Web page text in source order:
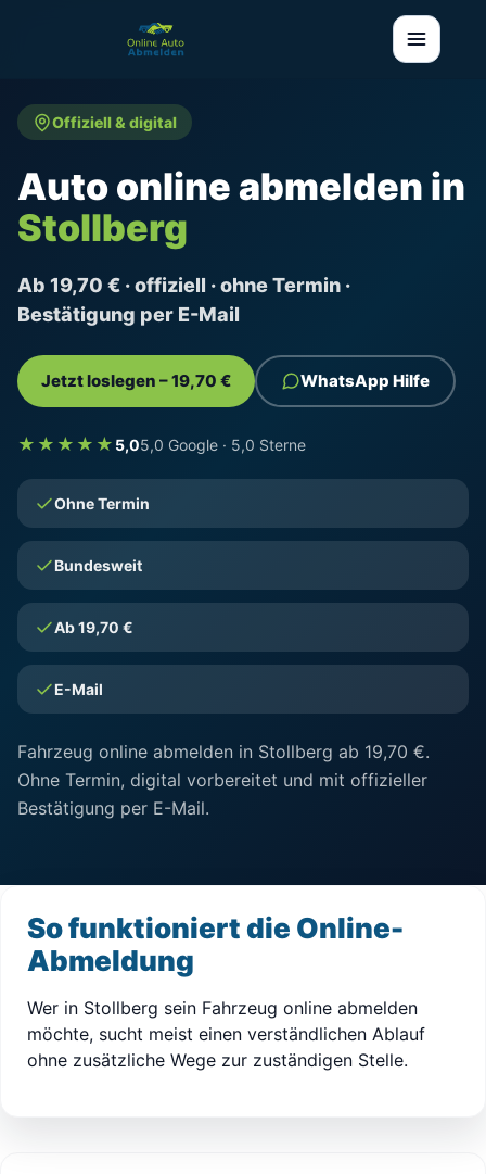
Offiziell & digital
Auto online abmelden in
Stollberg
Ab 19,70 € · offiziell · ohne Termin ·
Bestätigung per E-Mail
Jetzt loslegen – 19,70 € WhatsApp Hilfe
★★★★★ 5,05,0 Google · 5,0 Sterne
Ohne Termin
Bundesweit
Ab 19,70 €
E-Mail
Fahrzeug online abmelden in Stollberg ab 19,70 €.
Ohne Termin, digital vorbereitet und mit offizieller
Bestätigung per E-Mail.
So funktioniert die Online-
Abmeldung
Wer in Stollberg sein Fahrzeug online abmelden
möchte, sucht meist einen verständlichen Ablauf
ohne zusätzliche Wege zur zuständigen Stelle.